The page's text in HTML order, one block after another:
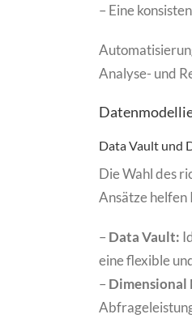
– Eine
Analyse- und
Data Vault und
Die Wahl des
Ansätze helfen
– Data Vault:
eine flexible
–